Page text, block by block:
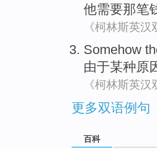
他需要那笔
《柯林斯英汉
Somehow
由于某种原
《柯林斯英汉
更多双语例句
百科